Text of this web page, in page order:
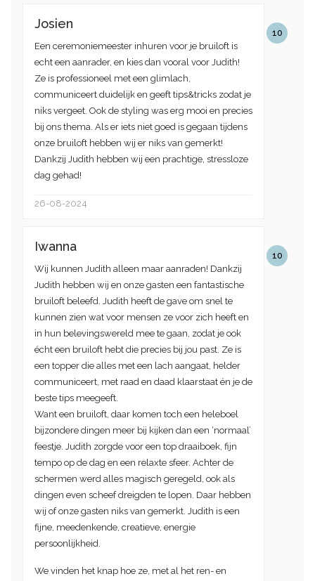
10
Josien
Een ceremoniemeester inhuren voor je bruiloft is
echt een aanrader, en kies dan vooral voor Judith!
Ze is professioneel met een glimlach,
communiceert duidelijk en geeft tips&tricks zodat je
niks vergeet. Ook de styling was erg mooi en precies
bij ons thema. Als er iets niet goed is gegaan tijdens
onze bruiloft hebben wij er niks van gemerkt!
Dankzij Judith hebben wij een prachtige, stressloze
dag gehad!
26-08-2024
10
Iwanna
Wij kunnen Judith alleen maar aanraden! Dankzij
Judith hebben wij en onze gasten een fantastische
bruiloft beleefd. Judith heeft de gave om snel te
kunnen zien wat voor mensen ze voor zich heeft en
in hun belevingswereld mee te gaan, zodat je ook
écht een bruiloft hebt die precies bij jou past. Ze is
een topper die alles met een lach aangaat, helder
communiceert, met raad en daad klaarstaat én je de
beste tips meegeeft.
Want een bruiloft, daar komen toch een heleboel
bijzondere dingen meer bij kijken dan een ‘normaal’
feestje. Judith zorgde voor een top draaiboek, fijn
tempo op de dag en een relaxte sfeer. Achter de
schermen werd alles magisch geregeld, ook als
dingen even scheef dreigden te lopen. Daar hebben
wij of onze gasten niks van gemerkt. Judith is een
fijne, meedenkende, creatieve, energie
persoonlijkheid.
We vinden het knap hoe ze, met al het ren- en